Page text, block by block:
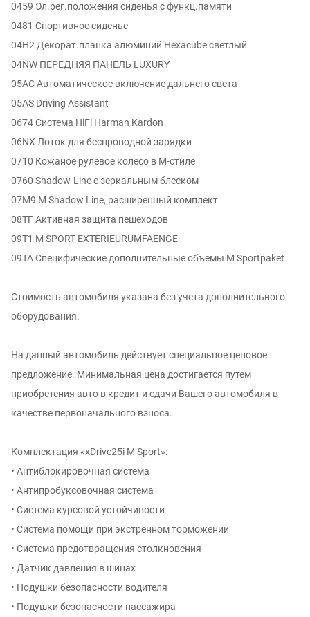
0459 Эл.рег.положения сиденья с функц.памяти
0481 Спортивное сиденье
04H2 Декорат.планка алюминий Hexacube светлый
04NW ПЕРЕДНЯЯ ПАНЕЛЬ LUXURY
05AC Автоматическое включение дальнего света
05AS Driving Assistant
0674 Система HiFi Harman Kardon
06NX Лоток для беспроводной зарядки
0710 Кожаное рулевое колесо в M-стиле
0760 Shadow-Line с зеркальным блеском
07M9 M Shadow Line, расширенный комплект
08TF Активная защита пешеходов
09T1 M SPORT EXTERIEURUMFAENGE
09TA Специфические дополнительные объемы M Sportpaket
Стоимость автомобиля указана без учета дополнительного
оборудования.
На данный автомобиль действует специальное ценовое
предложение. Минимальная цена достигается путем
приобретения авто в кредит и сдачи Вашего автомобиля в
качестве первоначального взноса.
Комплектация «xDrive25i M Sport»:
• Антиблокировочная система
• Антипробуксовочная система
• Система курсовой устойчивости
• Система помощи при экстренном торможении
• Система предотвращения столкновения
• Датчик давления в шинах
• Подушки безопасности водителя
• Подушки безопасности пассажира